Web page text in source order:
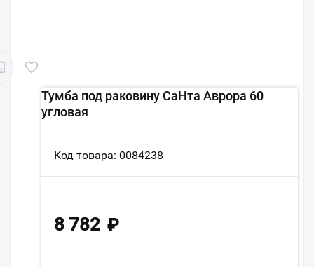
Тумба под раковину СаНта Аврора 60
угловая
Код товара: 0084238
8 782 ₽